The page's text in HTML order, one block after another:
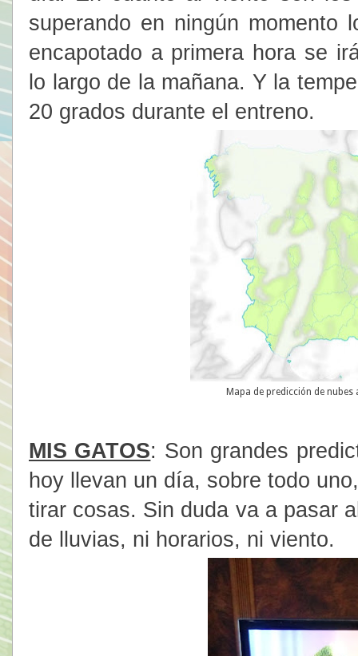
superando en ningún
encapotado a primera hora se
lo largo de la mañana. Y la
20 grados durante el entreno.
Mapa de predicción de nubes
MIS GATOS: Son grandes
hoy llevan un día, sobre todo
tirar cosas. Sin duda va a pasar
de lluvias, ni horarios, ni viento.